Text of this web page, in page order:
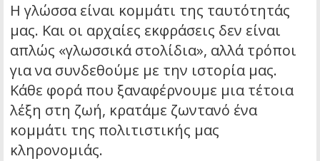
Η γλώσσα είναι κομμάτι της ταυτότητάς
μας. Και οι αρχαίες εκφράσεις δεν είναι
απλώς «γλωσσικά στολίδια», αλλά τρόποι
για να συνδεθούμε με την ιστορία μας.
Κάθε φορά που ξαναφέρνουμε μια τέτοια
λέξη στη ζωή, κρατάμε ζωντανό ένα
κομμάτι της πολιτιστικής μας
κληρονομιάς.